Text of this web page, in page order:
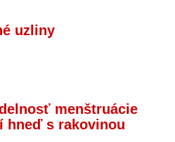
uzliny
menštruácie
hneď s rakovinou